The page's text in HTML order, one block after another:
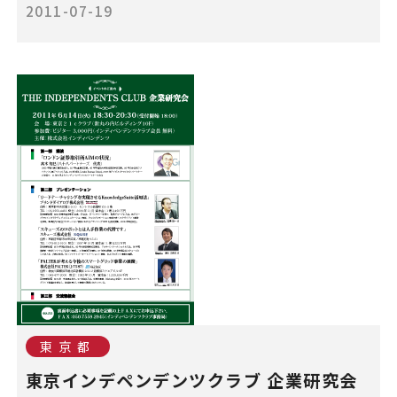
2011-07-19
東京都
東京インデペンデンツクラブ 企業研究会